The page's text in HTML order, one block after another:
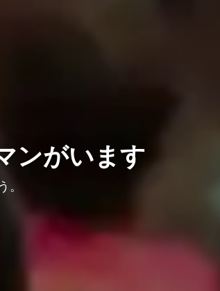
ンがいます
。